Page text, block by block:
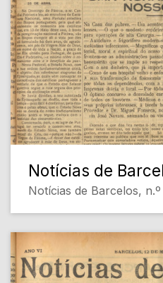
Notícias de
Notícias de Barcelos,